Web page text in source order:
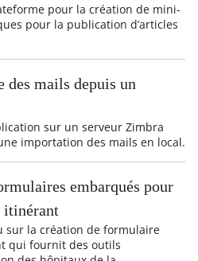
pour la création de mini-
pour la publication d’articles
des mails depuis un
sur un serveur Zimbra
importation des mails en local.
embarqués pour
itinérant
sur la création de formulaire
qui fournit des outils